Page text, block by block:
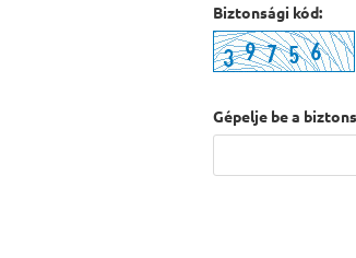
Biztonsági kód:
Gépelje be a